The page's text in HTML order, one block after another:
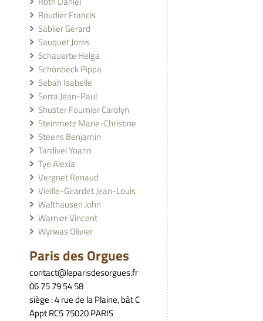
Roudier Francis
Sablier Gérard
Sauquet Jorris
Schauerte Helga
Schönbeck Pippa
Sebah Isabelle
Serra Jean-Paul
Shuster Fournier Carolyn
Steinmetz Marie-Christine
Steens Benjamin
Tardivel Yoann
Tye Alexia
Vergnet Renaud
Vieille-Girardet Jean-Louis
Walthausen John
Warnier Vincent
Wyrwas Olivier
Paris des Orgues
contact@leparisdesorgues.fr
06 75 79 54 58
siège : 4 rue de la Plaine, bât C
Appt RC5 75020 PARIS